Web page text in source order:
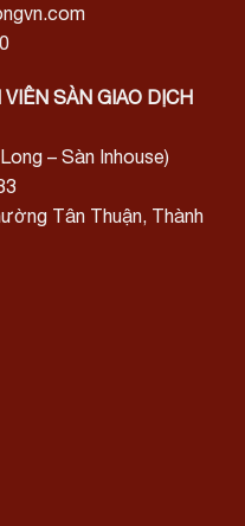
SÀN GIAO DỊCH
– Sàn Inhouse)
Tân Thuận, Thành